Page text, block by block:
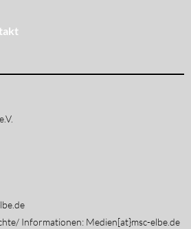
Informationen: Medien[at}msc-elbe.de